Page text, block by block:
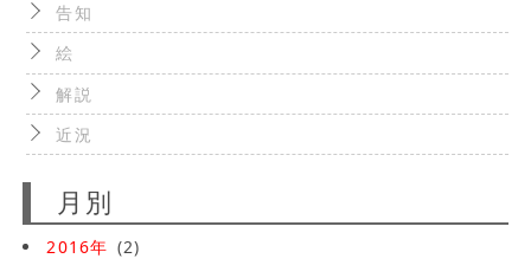
告知
絵
解説
近況
月別
2016年 (2)